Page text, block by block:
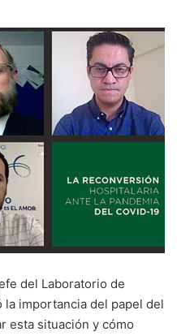
del Laboratorio de
la importancia del papel del
esta situación y cómo